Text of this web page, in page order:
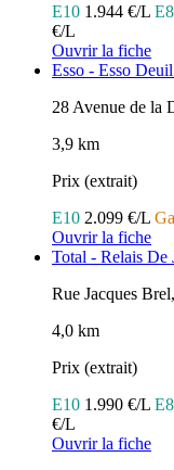
E10 1.944 €/L
€/L
Ouvrir la fiche
Esso - Esso
28 Avenue de la
3,9 km
Prix (extrait)
E10 2.099 €/L
Ouvrir la fiche
Total - Relais De
Rue Jacques
4,0 km
Prix (extrait)
E10 1.990 €/L
€/L
Ouvrir la fiche